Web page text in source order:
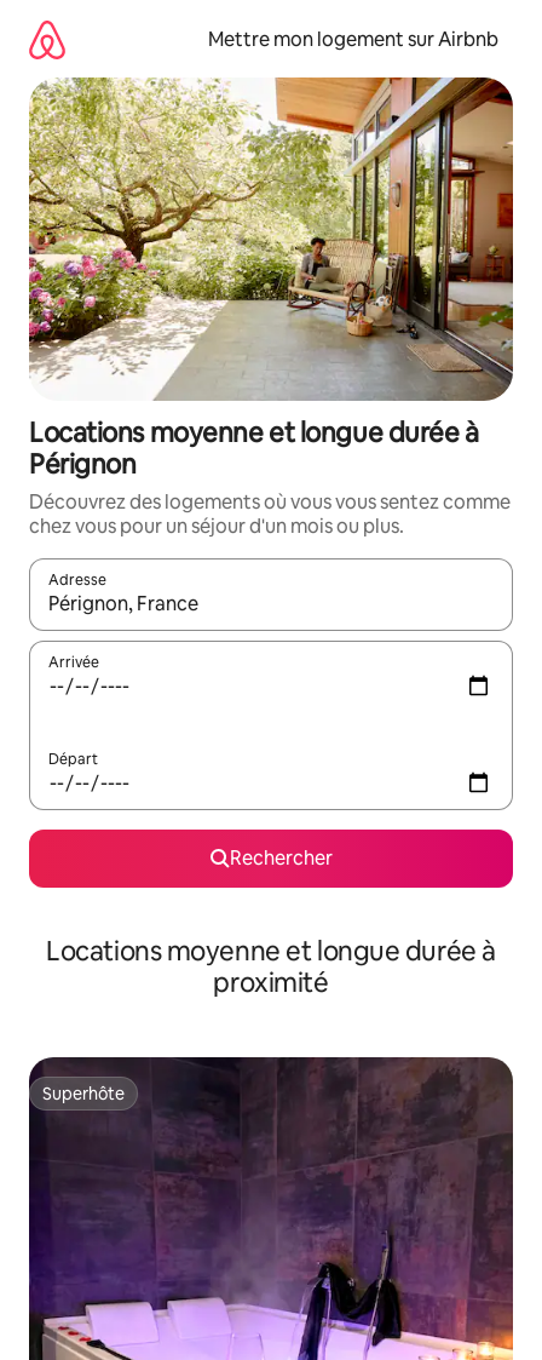
directement
contenu
Mettre mon logement sur Airbnb
Locations moyenne et longue durée à
Pérignon
Découvrez des logements où vous vous sentez comme
chez vous pour un séjour d'un mois ou plus.
Adresse
Lorsque les résultats s'affichent, utilisez les flèches vers le
Arrivée
Départ
Rechercher
Locations moyenne et longue durée à
proximité
Superhôte
Superhôte